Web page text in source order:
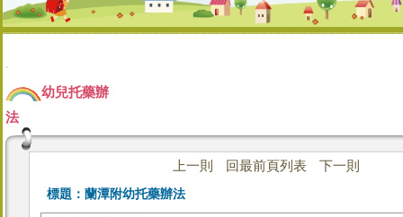
:::
幼兒托藥辦
法
上一則 回最前頁列表 下一則
標題：蘭潭附幼托藥辦法